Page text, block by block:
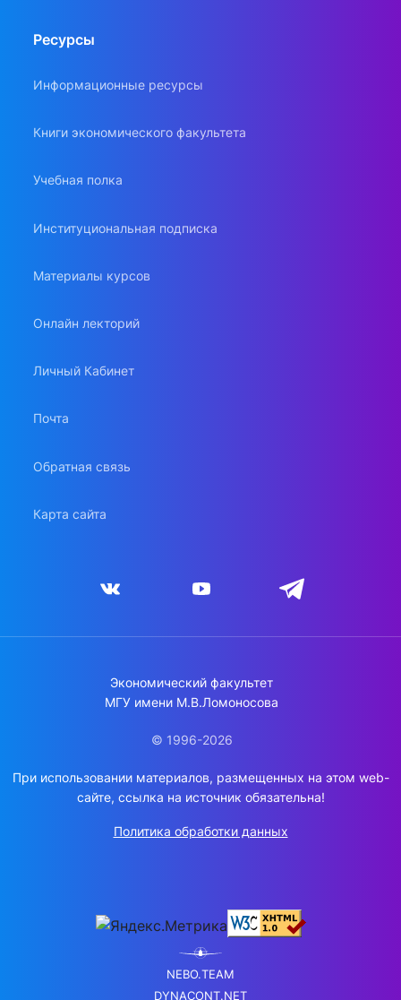
Ресурсы
Информационные ресурсы
Книги экономического факультета
Учебная полка
Институциональная подписка
Материалы курсов
Онлайн лекторий
Личный Кабинет
Почта
Обратная связь
Карта сайта
Экономический факультет
МГУ имени М.В.Ломоносова
© 1996-2026
При использовании материалов, размещенных на этом web-
сайте, ссылка на источник обязательна!
Политика обработки данных
NEBO.TEAM
DYNACONT.NET